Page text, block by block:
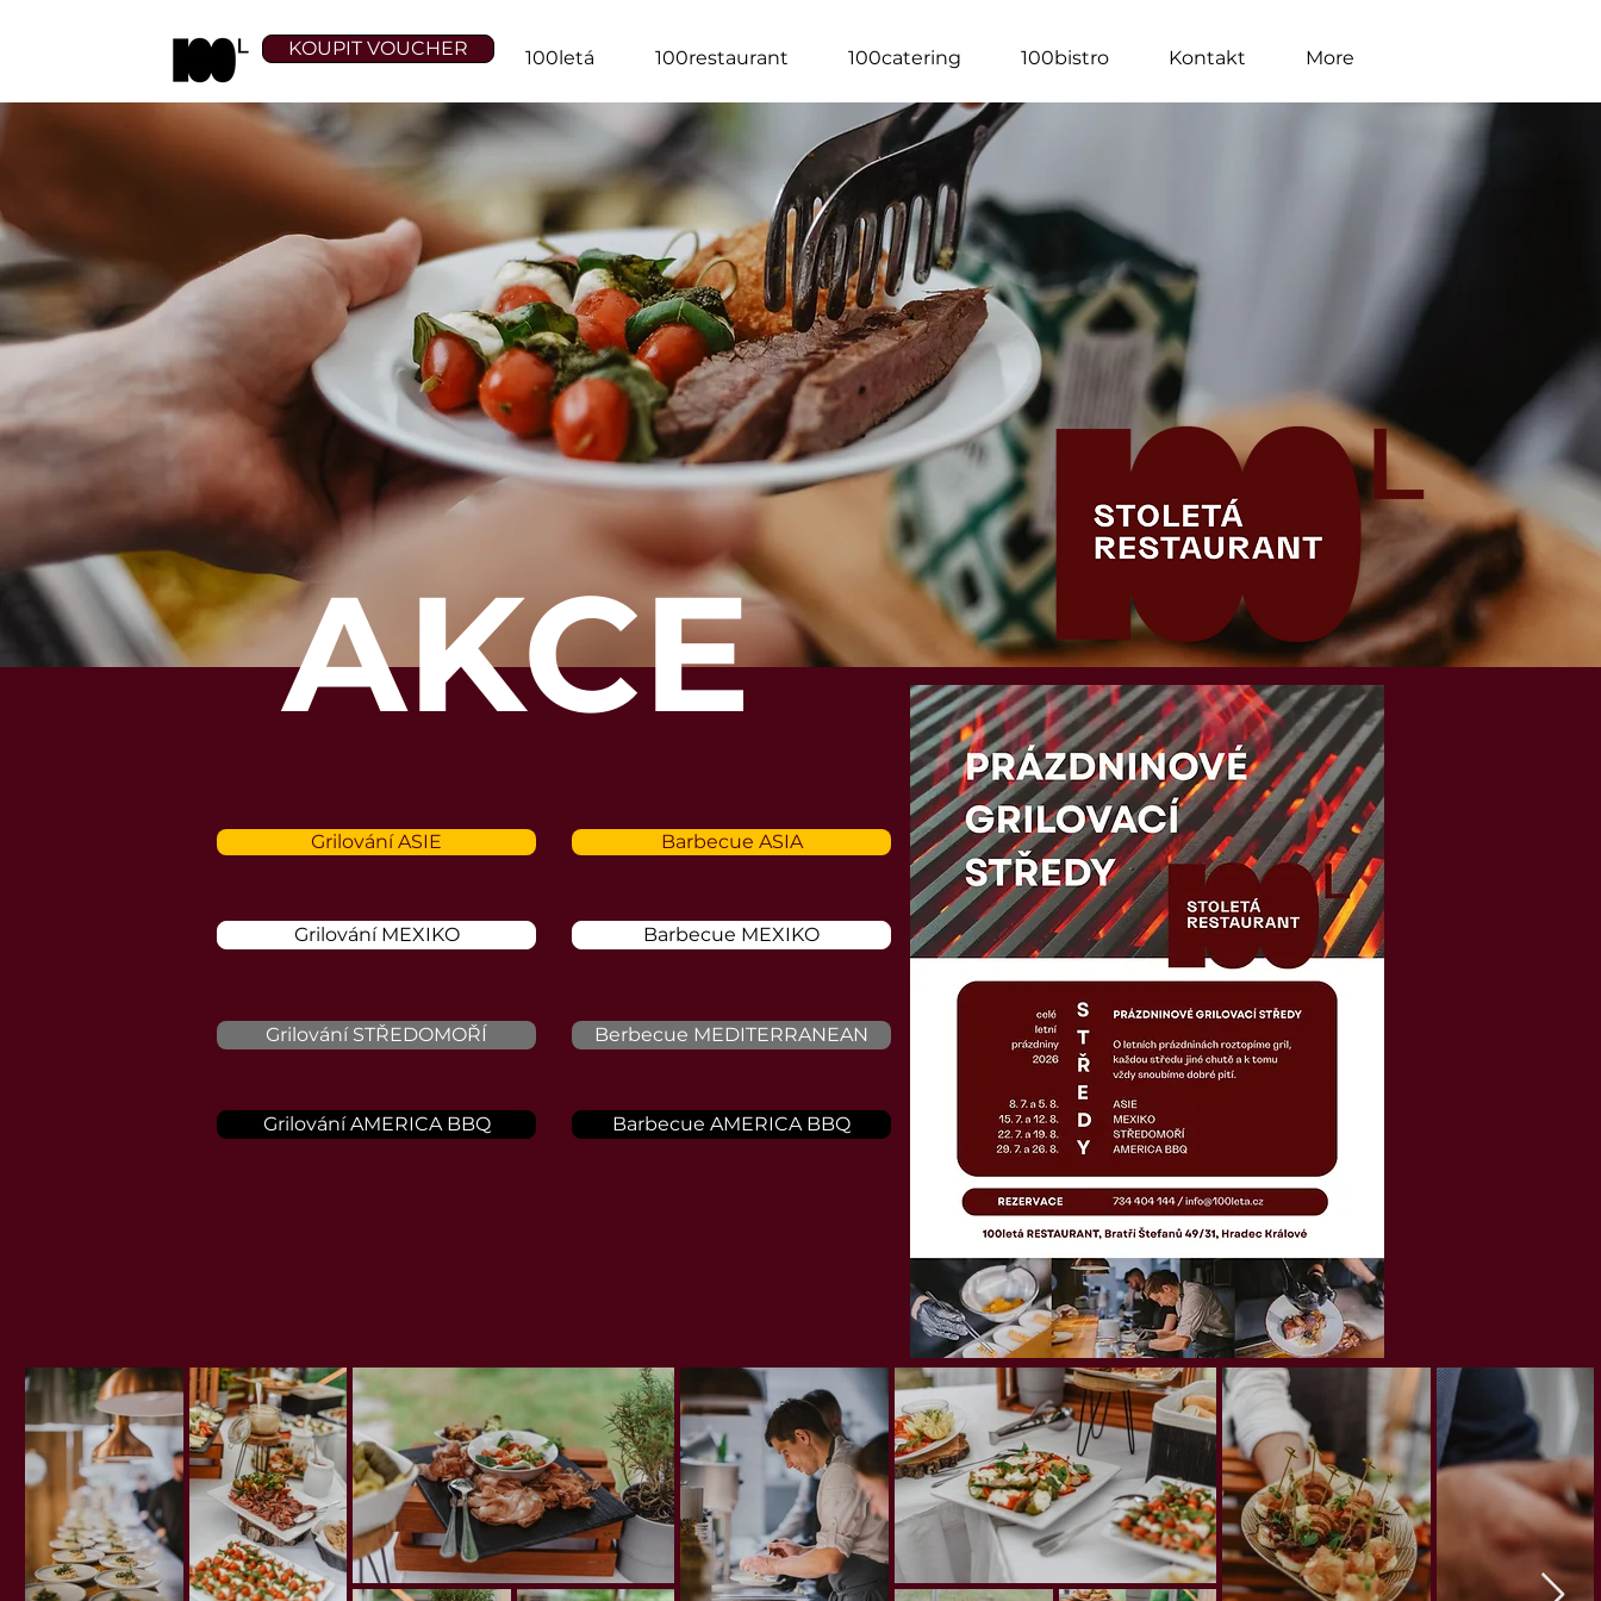
KOUPIT VOUCHER 100letá 100restaurant 100catering 100bistro Kontakt More
Grilování ASIE
Grilování MEXIKO
Grilování STŘEDOMOŘÍ
Grilování AMERICA BBQ
AKCE
Barbecue ASIA
Barbecue MEXIKO
Berbecue MEDITERRANEAN
Barbecue AMERICA BBQ